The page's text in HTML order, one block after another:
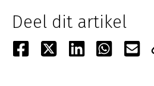
Deel dit artikel